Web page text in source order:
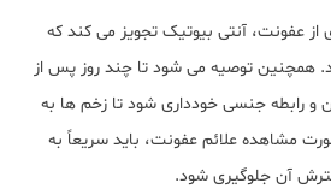
عفونت، آنتی ‌بیوتیک تجویز می کند که
همچنین توصیه می شود تا چند روز پس از
رابطه جنسی خودداری شود تا زخم‌ ها به‌
مشاهده علائم عفونت، باید سریعاً به
آن جلوگیری شود.